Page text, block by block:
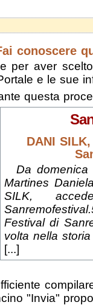
conoscere
per aver
e le sue
questa
DANI
Da
Martines
SILK,
Festival di
volta nella
[...]
"Invia"